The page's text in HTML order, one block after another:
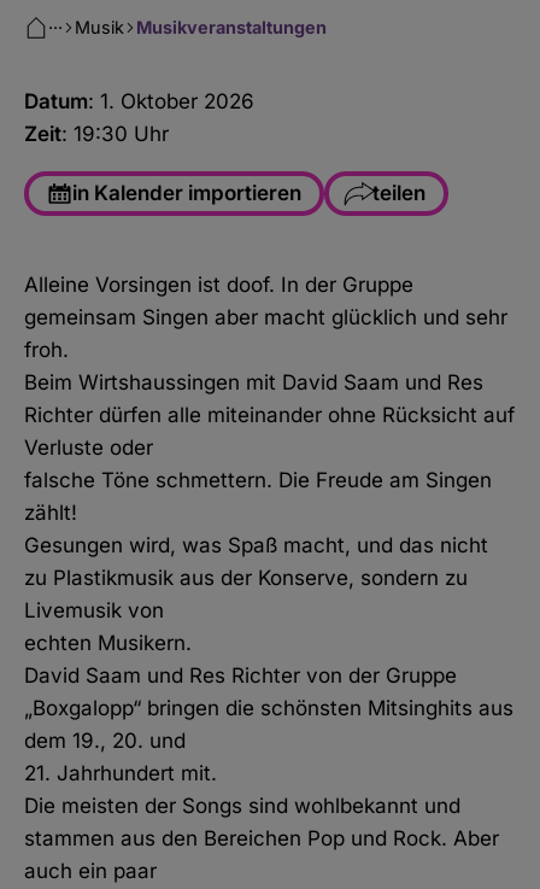
Musikveranstaltungen
Musik
···
Datum: 1. Oktober 2026
Zeit: 19:30 Uhr
in Kalender importieren teilen
WhatsApp
Alleine Vorsingen ist doof. In der Gruppe
gemeinsam Singen aber macht glücklich und sehr
froh.
Beim Wirtshaussingen mit David Saam und Res
Richter dürfen alle miteinander ohne Rücksicht auf
Verluste oder
falsche Töne schmettern. Die Freude am Singen
zählt!
Gesungen wird, was Spaß macht, und das nicht
zu Plastikmusik aus der Konserve, sondern zu
Livemusik von
echten Musikern.
David Saam und Res Richter von der Gruppe
„Boxgalopp“ bringen die schönsten Mitsinghits aus
dem 19., 20. und
21. Jahrhundert mit.
Die meisten der Songs sind wohlbekannt und
stammen aus den Bereichen Pop und Rock. Aber
auch ein paar